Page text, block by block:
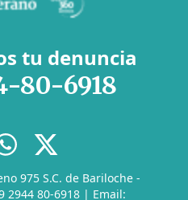
tu denuncia
80-6918
975 S.C. de Bariloche -
2944 80-6918 | Email: